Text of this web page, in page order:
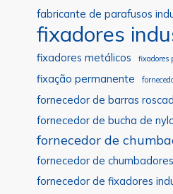
fabricante de parafusos
fixadores
fixadores metálicos fixadores
fixação permanente
fornecedor de barras
fornecedor de bucha de
fornecedor de
fornecedor de
fornecedor de fixadores